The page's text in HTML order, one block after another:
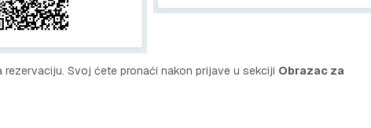
Svoj ćete pronaći nakon prijave u sekciji Obrazac za